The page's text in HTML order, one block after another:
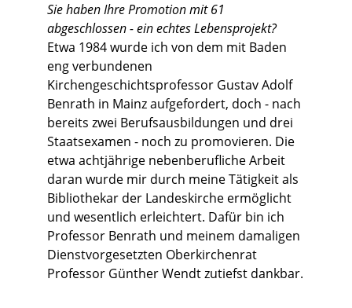
Sie haben Ihre Promotion mit 61
abgeschlossen - ein echtes Lebensprojekt?
Etwa 1984 wurde ich von dem mit Baden
eng verbundenen
Kirchengeschichtsprofessor Gustav Adolf
Benrath in Mainz aufgefordert, doch - nach
bereits zwei Berufsausbildungen und drei
Staatsexamen - noch zu promovieren. Die
etwa achtjährige nebenberufliche Arbeit
daran wurde mir durch meine Tätigkeit als
Bibliothekar der Landeskirche ermöglicht
und wesentlich erleichtert. Dafür bin ich
Professor Benrath und meinem damaligen
Dienstvorgesetzten Oberkirchenrat
Professor Günther Wendt zutiefst dankbar.